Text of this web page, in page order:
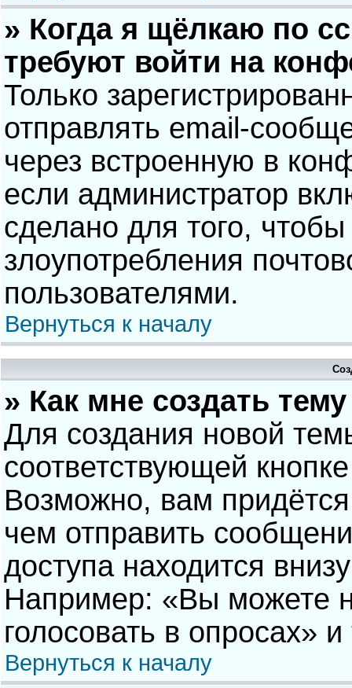
» Когда я щёлкаю по
требуют войти на
Только
отправлять email-
через встроенную в
если администратор
сделано для того, чтобы
злоупотребления
пользователями.
Вернуться к началу
» Как мне создать
Для создания новой
соответствующей
Возможно, вам
чем отправить
доступа находится
Например: «Вы можете
голосовать в опросах» и
Вернуться к началу